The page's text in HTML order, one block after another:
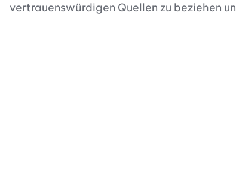
vertrauenswürdigen Quellen zu beziehen